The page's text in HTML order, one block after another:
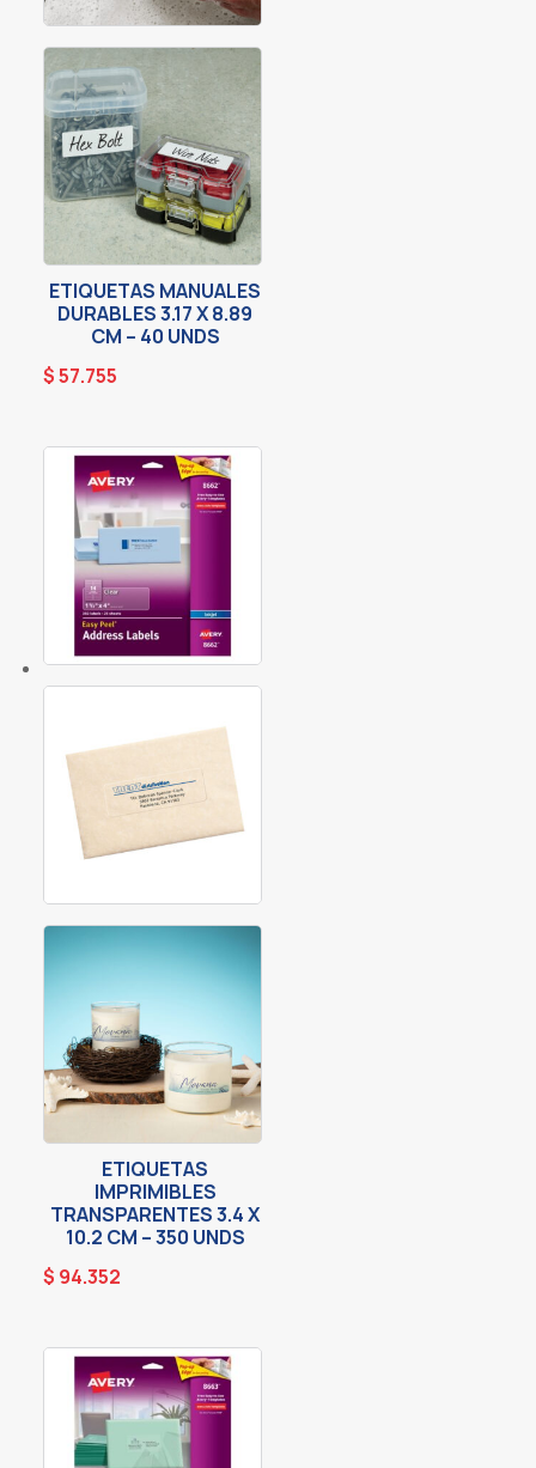
ETIQUETAS MANUALES
DURABLES 3.17 X 8.89
CM – 40 UNDS
$57.755
ETIQUETAS
IMPRIMIBLES
TRANSPARENTES 3.4 X
10.2 CM – 350 UNDS
$ 94.352